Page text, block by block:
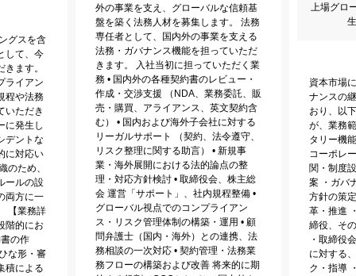
グスを含
して、今
ます。
ライアン
程や法務
いただき
に発生し
デントな
に対応い
のため、
ールの設
両方に一
【業務詳
階的にお
の作
な形・審
積による
外の事業を支え、グローバルな信頼基
盤を築く法務人材を募集します。 法務
専任者として、国内外の事業を支える
法務・ガバナンス機能を担っていただ
きます。 入社当初に担っていただく業
務 • 国内外の各種契約書のレビュー・
作成・交渉支援 （NDA、業務委託、販
売・購買、アライアンス、英文契約含
む） • 国内および海外子会社に対する
リーガルサポート （契約、法令遵守、
リスク整理に関する助言） • 新規事
業・海外展開における法的論点の整
理・対応方針検討 • 取締役会、株主総
会 運営「サポート」、社内規程整備 •
グローバル視点でのコンプライアン
ス・リスク管理体制の構築・運用 • 顧
問弁護士（国内・海外）との連携、法
務相談の一次対応 • 契約管理・法務業
務フローの構築および改善 将来的に期
上場グロ
資本市場
ナンスの
おり、以
が、業務
タリー機
コーポレ
関・制度
案 ・ガバ
方針の策
革・推進
締役、そ
・取締役
に対する
ク・指導